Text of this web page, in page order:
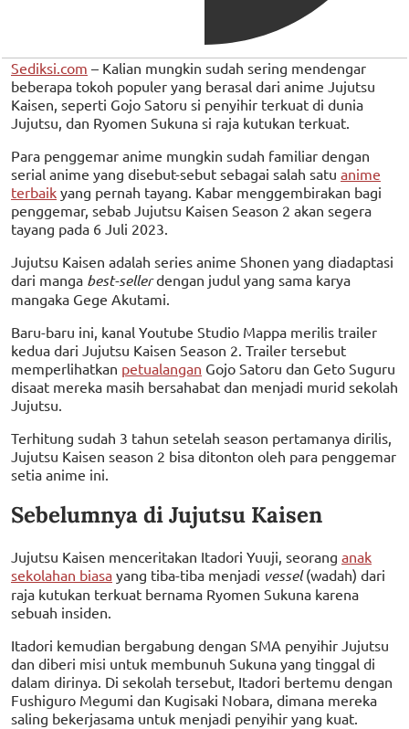
Sediksi.com – Kalian mungkin sudah sering mendengar
beberapa tokoh populer yang berasal dari anime Jujutsu
Kaisen, seperti Gojo Satoru si penyihir terkuat di dunia
Jujutsu, dan Ryomen Sukuna si raja kutukan terkuat.
Para penggemar anime mungkin sudah familiar dengan
serial anime yang disebut-sebut sebagai salah satu anime
terbaik yang pernah tayang. Kabar menggembirakan bagi
penggemar, sebab Jujutsu Kaisen Season 2 akan segera
tayang pada 6 Juli 2023.
Jujutsu Kaisen adalah series anime Shonen yang diadaptasi
dari manga best-sellerdengan judul yang sama karya
mangaka Gege Akutami.
Baru-baru ini, kanal Youtube Studio Mappa merilis trailer
kedua dari Jujutsu Kaisen Season 2. Trailer tersebut
memperlihatkan petualangan Gojo Satoru dan Geto Suguru
disaat mereka masih bersahabat dan menjadi murid sekolah
Jujutsu.
Terhitung sudah 3 tahun setelah season pertamanya dirilis,
Jujutsu Kaisen season 2 bisa ditonton oleh para penggemar
setia anime ini.
Sebelumnya di Jujutsu Kaisen
Jujutsu Kaisen menceritakan Itadori Yuuji, seorang anak
sekolahan biasa yang tiba-tiba menjadi vessel(wadah) dari
raja kutukan terkuat bernama Ryomen Sukuna karena
sebuah insiden.
Itadori kemudian bergabung dengan SMA penyihir Jujutsu
dan diberi misi untuk membunuh Sukuna yang tinggal di
dalam dirinya. Di sekolah tersebut, Itadori bertemu dengan
Fushiguro Megumi dan Kugisaki Nobara, dimana mereka
saling bekerjasama untuk menjadi penyihir yang kuat.